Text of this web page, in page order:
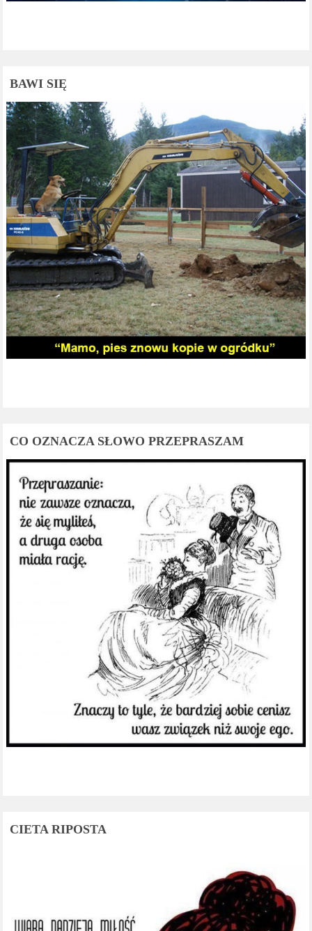
BAWI SIĘ
CO OZNACZA SŁOWO PRZEPRASZAM
CIETA RIPOSTA